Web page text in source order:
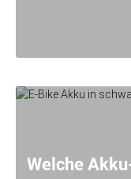
Welche